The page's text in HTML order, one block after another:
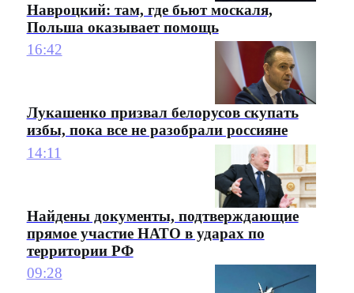
Навроцкий: там, где бьют москаля,
Польша оказывает помощь
16:42
Лукашенко призвал белорусов скупать
избы, пока все не разобрали россияне
14:11
Найдены документы, подтверждающие
прямое участие НАТО в ударах по
территории РФ
09:28